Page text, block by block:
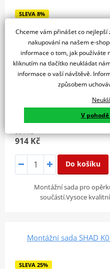
SLEVA 8%
994 Kč
914 Kč
Do košíku
Montážní sada pro
součástí.Vysoce
Montážní sada SHAD
SLEVA 25%
Chceme vám přinášet co
nakupování na našem e-
informace o tom, jak používáte
kliknutím na tlačítko neukládat
informace o vaší návštěvě.
způsobem
V